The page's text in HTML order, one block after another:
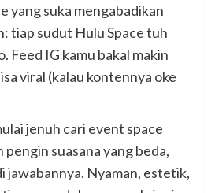
yang suka mengabadikan
tiap sudut Hulu Space tuh
Feed IG kamu bakal makin
viral (kalau kontennya oke
jenuh cari event space
suasana yang beda,
jawabannya. Nyaman, estetik,